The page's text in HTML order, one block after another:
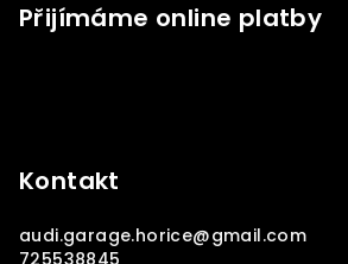
Přijímáme online platby
Kontakt
audi.garage.horice@gmail.com